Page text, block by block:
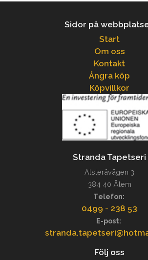
Sidor på
Start
Om oss
Kontakt
Ångra köp
Köpvillkor
Stranda Tapetseri
Alsteråvägen 3
384 40 Ålem
Telefon:
0499 - 238 53
E-post:
Följ oss